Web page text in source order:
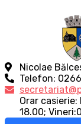
Nicolae
Telefon:
Orar
18.00;